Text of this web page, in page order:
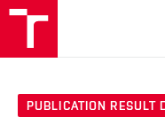
PUBLICATION RESULT